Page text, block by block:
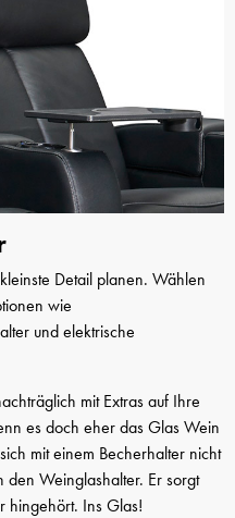
Detail planen. Wählen
wie
und elektrische
mit Extras auf Ihre
es doch eher das Glas Wein
mit einem Becherhalter nicht
den Weinglashalter. Er sorgt
hingehört. Ins Glas!